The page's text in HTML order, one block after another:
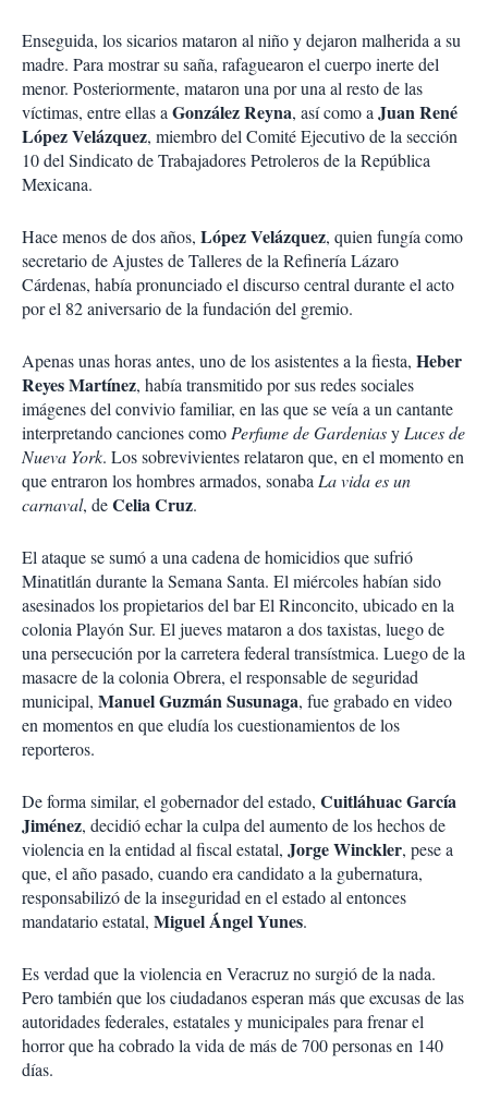
Enseguida, los sicarios mataron al niño y dejaron malherida a su
madre. Para mostrar su saña, rafaguearon el cuerpo inerte del
menor. Posteriormente, mataron una por una al resto de las
víctimas, entre ellas a González Reyna, así como a Juan René
López Velázquez, miembro del Comité Ejecutivo de la sección
10 del Sindicato de Trabajadores Petroleros de la República
Mexicana.
Hace menos de dos años, López Velázquez, quien fungía como
secretario de Ajustes de Talleres de la Refinería Lázaro
Cárdenas, había pronunciado el discurso central durante el acto
por el 82 aniversario de la fundación del gremio.
Apenas unas horas antes, uno de los asistentes a la fiesta, Heber
Reyes Martínez, había transmitido por sus redes sociales
imágenes del convivio familiar, en las que se veía a un cantante
interpretando canciones como Perfume de Gardeniasy Luces de
Nueva York. Los sobrevivientes relataron que, en el momento en
que entraron los hombres armados, sonaba La vida es un
carnaval, deCelia Cruz.
El ataque se sumó a una cadena de homicidios que sufrió
Minatitlán durante la Semana Santa. El miércoles habían sido
asesinados los propietarios del bar El Rinconcito, ubicado en la
colonia Playón Sur. El jueves mataron a dos taxistas, luego de
una persecución por la carretera federal transístmica. Luego de la
masacre de la colonia Obrera, el responsable de seguridad
municipal, Manuel Guzmán Susunaga, fue grabado en video
en momentos en que eludía los cuestionamientos de los
reporteros.
De forma similar, el gobernador del estado, Cuitláhuac García
Jiménez, decidió echar la culpa del aumento de los hechos de
violencia en la entidad al fiscal estatal, Jorge Winckler, pese a
que, el año pasado, cuando era candidato a la gubernatura,
responsabilizó de la inseguridad en el estado al entonces
mandatario estatal, Miguel Ángel Yunes.
Es verdad que la violencia en Veracruz no surgió de la nada.
Pero también que los ciudadanos esperan más que excusas de las
autoridades federales, estatales y municipales para frenar el
horror que ha cobrado la vida de más de 700 personas en 140
días.